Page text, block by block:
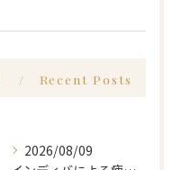
Recent Posts
2026/08/09